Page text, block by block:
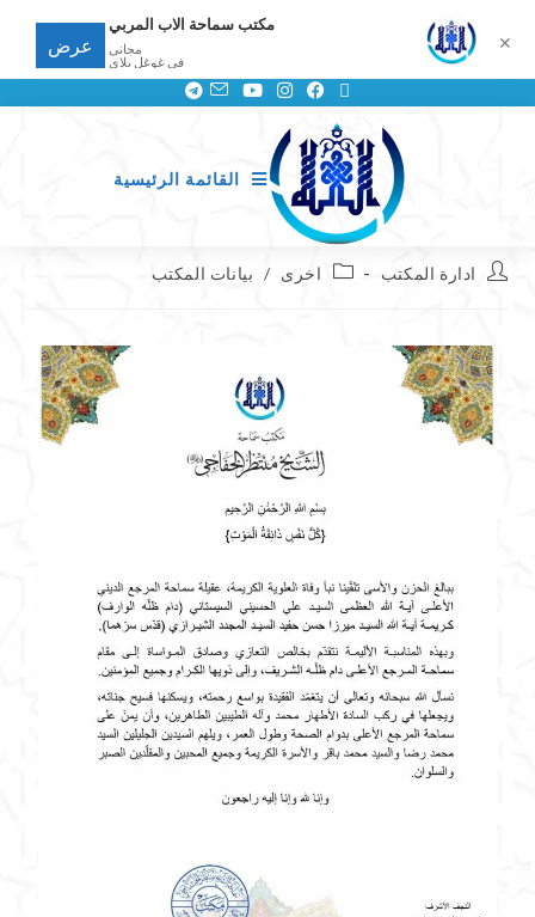
القائمة الرئيسية
ادارة المكتب اخرى / بيانات المكتب
✕
مكتب سماحة الاب المربي
مجانى
في غوغل بلاي
عرض